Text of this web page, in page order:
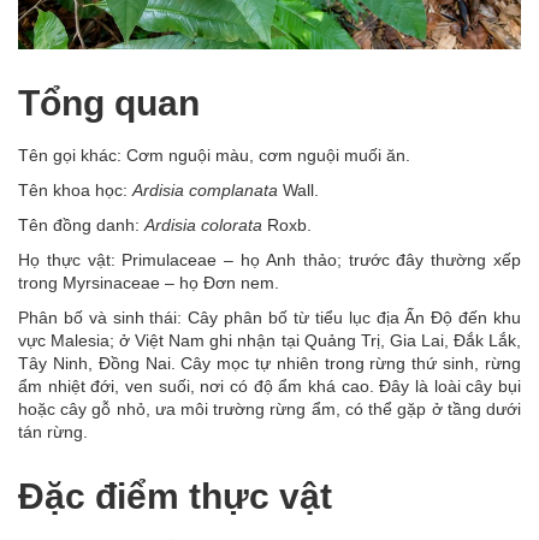
Tổng quan
Tên gọi khác: Cơm nguội màu, cơm nguội muối ăn.
Tên khoa học:Ardisia complanata Wall.
Tên đồng danh:Ardisia colorata Roxb.
Họ thực vật: Primulaceae – họ Anh thảo; trước đây thường xếp
trong Myrsinaceae – họ Đơn nem.
Phân bố và sinh thái: Cây phân bố từ tiểu lục địa Ấn Độ đến khu
vực Malesia; ở Việt Nam ghi nhận tại Quảng Trị, Gia Lai, Đắk Lắk,
Tây Ninh, Đồng Nai. Cây mọc tự nhiên trong rừng thứ sinh, rừng
ẩm nhiệt đới, ven suối, nơi có độ ẩm khá cao. Đây là loài cây bụi
hoặc cây gỗ nhỏ, ưa môi trường rừng ẩm, có thể gặp ở tầng dưới
tán rừng.
Đặc điểm thực vật